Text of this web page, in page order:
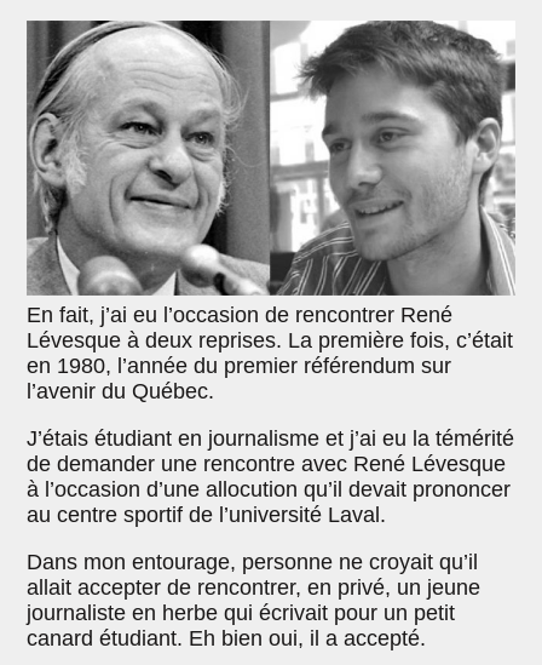
En fait, j’ai eu l’occasion de rencontrer René
Lévesque à deux reprises. La première fois, c’était
en 1980, l’année du premier référendum sur
l’avenir du Québec.
J’étais étudiant en journalisme et j’ai eu la témérité
de demander une rencontre avec René Lévesque
à l’occasion d’une allocution qu’il devait prononcer
au centre sportif de l’université Laval.
Dans mon entourage, personne ne croyait qu’il
allait accepter de rencontrer, en privé, un jeune
journaliste en herbe qui écrivait pour un petit
canard étudiant. Eh bien oui, il a accepté.